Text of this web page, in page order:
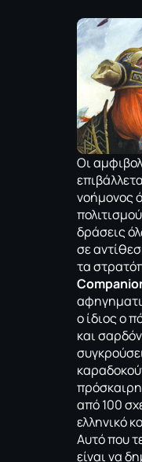
Οι
νοήμονος
δράσεις
σε
τα
ο ίδιος ο
και
από 100
ελληνικό
Aυτό που
είναι να